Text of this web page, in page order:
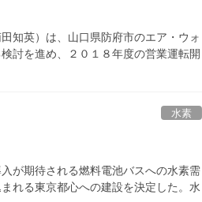
知英）は、山口県防府市のエア・ウォ
討を進め、２０１８年度の営業運転開
水素
が期待される燃料電池バスへの水素需
れる東京都心への建設を決定した。水